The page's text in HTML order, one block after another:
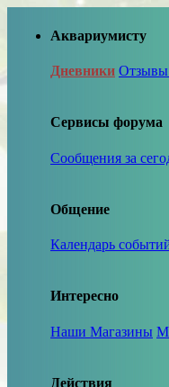
Аквариумисту
Дневники Отзывы
Сервисы форума
Сообщения за
Общение
Календарь
Интересно
Наши Магазины
Действия